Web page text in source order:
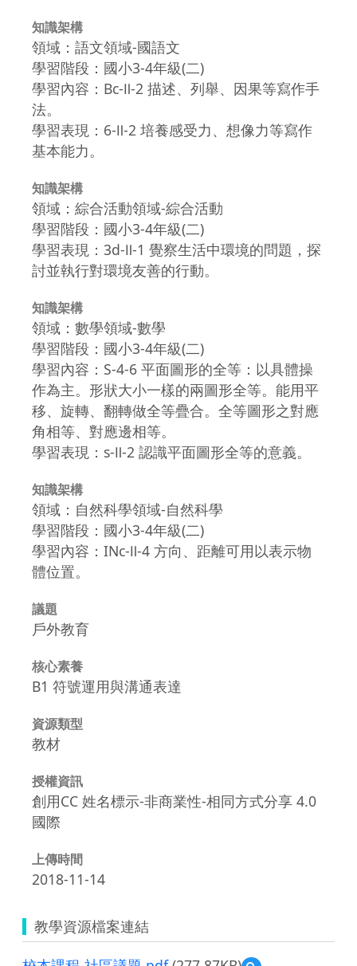
知識架構
領域：語文領域-國語文
學習階段：國小3-4年級(二)
學習內容：Bc-Ⅱ-2 描述、列舉、因果等寫作手
法。
學習表現：6-Ⅱ-2 培養感受力、想像力等寫作
基本能力。
知識架構
領域：綜合活動領域-綜合活動
學習階段：國小3-4年級(二)
學習表現：3d-Ⅱ-1 覺察生活中環境的問題，探
討並執行對環境友善的行動。
知識架構
領域：數學領域-數學
學習階段：國小3-4年級(二)
學習內容：S-4-6 平面圖形的全等：以具體操
作為主。形狀大小一樣的兩圖形全等。能用平
移、旋轉、翻轉做全等疊合。全等圖形之對應
角相等、對應邊相等。
學習表現：s-Ⅱ-2 認識平面圖形全等的意義。
知識架構
領域：自然科學領域-自然科學
學習階段：國小3-4年級(二)
學習內容：INc-Ⅱ-4 方向、距離可用以表示物
體位置。
議題
戶外教育
核心素養
B1 符號運用與溝通表達
資源類型
教材
授權資訊
創用CC 姓名標示-非商業性-相同方式分享 4.0
國際
上傳時間
2018-11-14
教學資源檔案連結